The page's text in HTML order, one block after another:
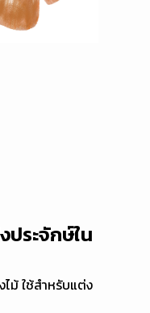
ประจักษ์ใน
ไม้ ใช้สำหรับแต่ง